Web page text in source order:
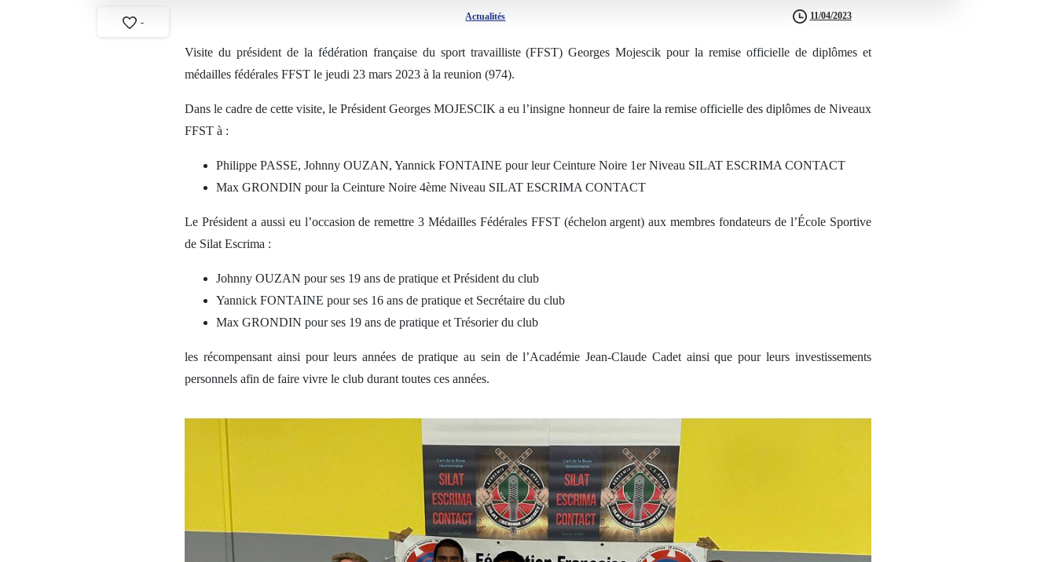
-
Actualités 11/04/2023
Visite du président de la fédération française du sport travailliste (FFST) Georges Mojescik pour la remise officielle de diplômes et
médailles fédérales FFST le jeudi 23 mars 2023 à la reunion (974).
Dans le cadre de cette visite, le Président Georges MOJESCIK a eu l’insigne honneur de faire la remise officielle des diplômes de Niveaux
FFST à :
Philippe PASSE, Johnny OUZAN, Yannick FONTAINE pour leur Ceinture Noire 1er Niveau SILAT ESCRIMA CONTACT
Max GRONDIN pour la Ceinture Noire 4ème Niveau SILAT ESCRIMA CONTACT
Le Président a aussi eu l’occasion de remettre 3 Médailles Fédérales FFST (échelon argent) aux membres fondateurs de l’École Sportive
de Silat Escrima :
Johnny OUZAN pour ses 19 ans de pratique et Président du club
Yannick FONTAINE pour ses 16 ans de pratique et Secrétaire du club
Max GRONDIN pour ses 19 ans de pratique et Trésorier du club
les récompensant ainsi pour leurs années de pratique au sein de l’Académie Jean-Claude Cadet ainsi que pour leurs investissements
personnels afin de faire vivre le club durant toutes ces années.